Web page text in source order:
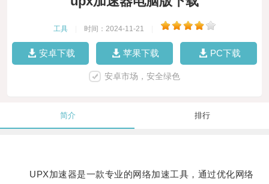
工具 时间：2024-11-21
安卓下载 苹果下载 PC下载
安卓市场，安全绿色
简介 排行
UPX加速器是一款专业的网络加速工具，通过优化网络